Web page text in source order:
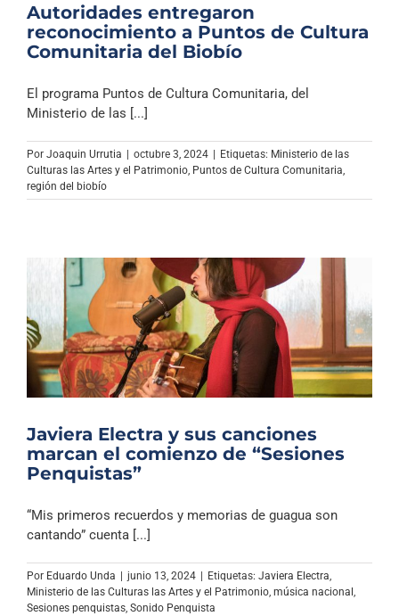
Autoridades entregaron
reconocimiento a Puntos de Cultura
Comunitaria del Biobío
El programa Puntos de Cultura Comunitaria, del
Ministerio de las [...]
Por Joaquin Urrutia | octubre 3, 2024 | Etiquetas: Ministerio de las
Culturas las Artes y el Patrimonio Puntos de Cultura Comunitaria
región del biobío
Javiera Electra y sus canciones
marcan el comienzo de “Sesiones
Penquistas”
“Mis primeros recuerdos y memorias de guagua son
cantando” cuenta [...]
Por Eduardo Unda junio 13, 2024 Etiquetas: Javiera Electra,
Ministerio de las Culturas las Artes y el Patrimonio, música nacional ,
Sesiones penquistas, Sonido Penquista